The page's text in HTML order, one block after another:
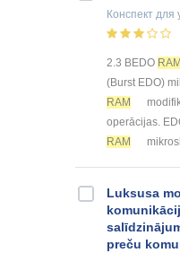
Конспект для
2.3 BEDO RAM
(Burst EDO)
RAM
operācijas.
RAM
Luksusa
preču